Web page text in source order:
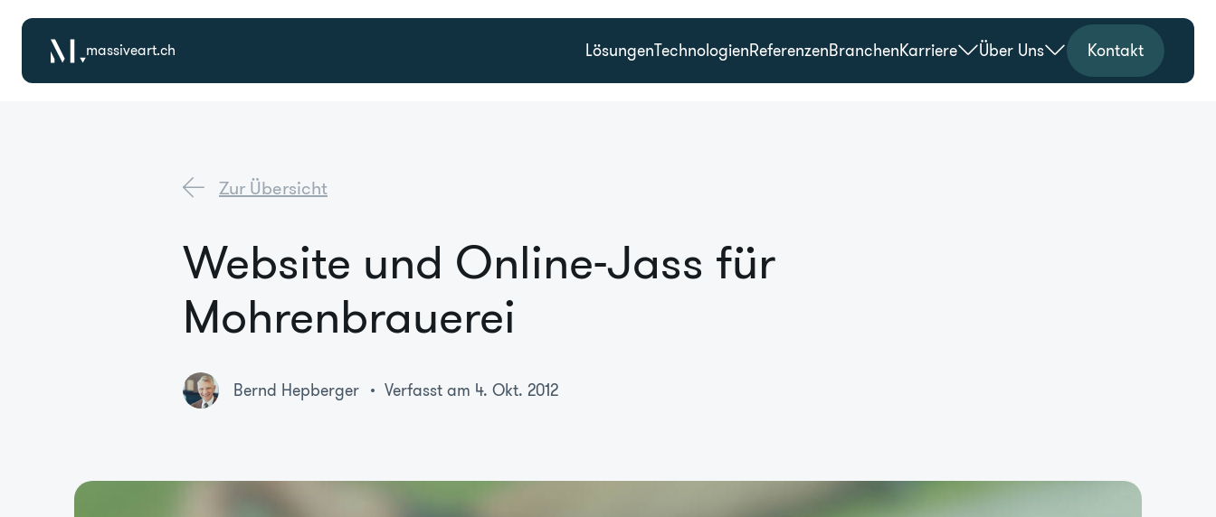
massiveart.ch LösungenTechnologienReferenzenBranchenKarriere Über Uns Kontakt
Zur Übersicht
Website und Online-Jass für
Mohrenbrauerei
Bernd Hepberger Verfasst am 4. Okt. 2012